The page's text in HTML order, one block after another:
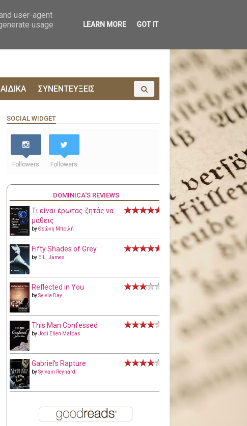
ΣΥΝΕΝΤΕΥΞΕΙΣ
SOCIAL WIDGET
Followers Followers
DOMINICA'S REVIEWS
Τι είναι έρωτας ζητάς να
μάθεις
byΘεώνη Μπριλή
Fifty Shades of Grey
by E.L. James
Reflected in You
bySylvia Day
This Man Confessed
byJodi Ellen Malpas
Gabriel's Rapture
bySylvain Reynard
user-agent
usage
LEARN MORE GOT IT